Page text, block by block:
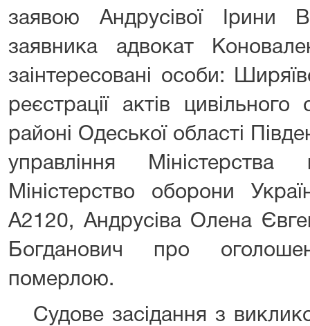
заявою Андрусівої Ірини
заявника адвокат
заінтересовані особи:
реєстрації актів
районі Одеської області
управління
Міністерство оборони
А2120, Андрусіва Олена
Богданович про
померлою.
Судове засідання з